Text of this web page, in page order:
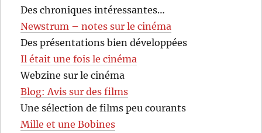
Des chroniques intéressantes…
Newstrum – notes sur le cinéma
Des présentations bien développées
Il était une fois le cinéma
Webzine sur le cinéma
Blog: Avis sur des films
Une sélection de films peu courants
Mille et une Bobines